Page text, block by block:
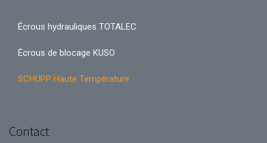
Écrous hydrauliques TOTALEC
Écrous de blocage KUSO
SCHUPP Haute Température
Contact